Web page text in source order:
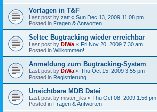
Vorlagen in T&F
Last post by zatt « Sun Dec 13, 2009 11:08 pm
Posted in Fragen & Antworten
Seltec Bugtracking wieder erreichbar
Last post by DiWa « Fri Nov 20, 2009 7:30 am
Posted in Willkommen!
Anmeldung zum Bugtracking-System
Last post by DiWa « Thu Oct 15, 2009 3:55 pm
Posted in Registrierung
Unsichtbare MDB Datei
Last post by mister_iks « Thu Oct 08, 2009 1:56 pm
Posted in Fragen & Antworten